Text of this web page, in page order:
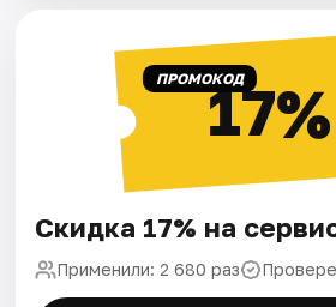
ПРОМОКОД17%
Скидка 17% на
Применили: 2 680 раз